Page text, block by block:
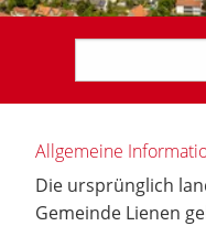
Allgemeine
Die ursprünglich
Gemeinde Lienen